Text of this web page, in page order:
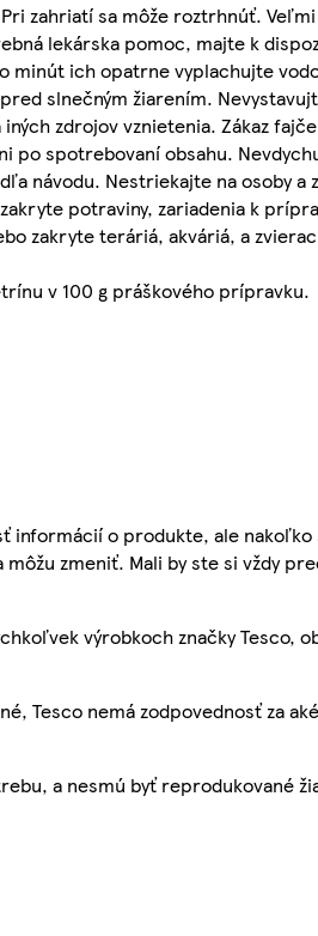
zahriatí sa môže roztrhnúť.
lekárska pomoc, majte k
minút ich opatrne vyplachujte
slnečným žiarením.
zdrojov vznietenia. Zákaz
spotrebovaní obsahu.
návodu. Nestriekajte na osoby
potraviny, zariadenia k
zakryte teráriá, akváriá, a
v 100 g práškového prípravku.
informácií o produkte, ale
môžu zmeniť. Mali by ste si vždy
výrobkoch značky Tesco,
Tesco nemá zodpovednosť za
a nesmú byť reprodukované